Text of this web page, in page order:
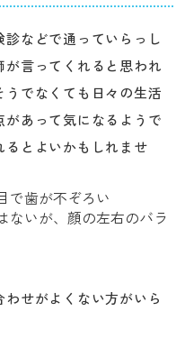
などで通っていらっし
言ってくれると思われ
うでなくても日々の生活
あって気になるようで
るとよいかもしれませ
で歯が不ぞろい
ないが、顔の左右のバラ
せがよくない方がいら